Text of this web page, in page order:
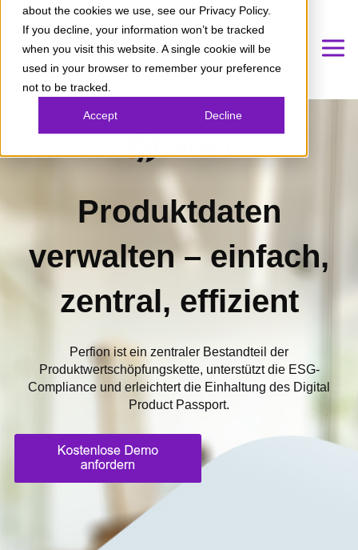
about the cookies we use, see our Privacy Policy.
If you decline, your information won’t be tracked
when you visit this website. A single cookie will be
used in your browser to remember your preference
not to be tracked.
Accept Decline
Produktdaten
verwalten – einfach,
zentral, effizient
Perfion ist ein zentraler Bestandteil der
Produktwertschöpfungskette, unterstützt die ESG-
Compliance und erleichtert die Einhaltung des Digital
Product Passport.